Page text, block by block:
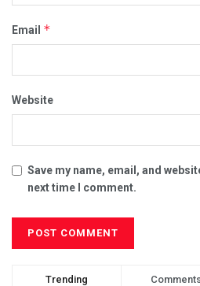
Email *
Website
Save my name, email, and
next time I comment.
Trending